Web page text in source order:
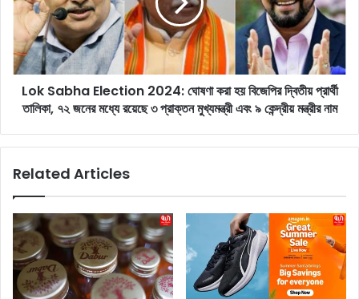
প্র
জ
নী
য়
রি
প
র
ক
গু
লি
বি
a
b
h
a
E
o
0
2
4
ঘো
Lok Sabha Election 2024: ঘোষণা করা হয় বিজেপির দ্বিতীয় প্রার্থী
তালিকা, ৭২ জনের মধ্যে রয়েছে ৩ প্রাক্তন মুখ্যমন্ত্রী এবং ৯ কেন্দ্রীয় মন্ত্রীর নাম
Related Articles